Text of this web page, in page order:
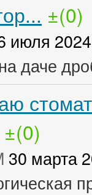
±(0)
июля 2024
даче
±(0)
30 марта